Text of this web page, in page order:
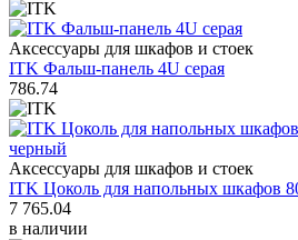
Аксессуары для шкафов и стоек
ITK Фальш-панель 4U серая
786.74
Аксессуары для шкафов и стоек
ITK Цоколь для напольных шкафов
7 765.04
в наличии